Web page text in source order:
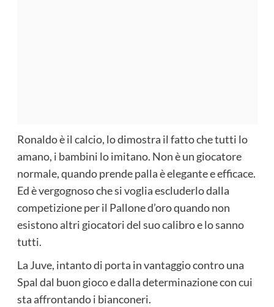
Ronaldo è il calcio, lo dimostra il fatto che tutti lo
amano, i bambini lo imitano. Non è un giocatore
normale, quando prende palla è elegante e efficace.
Ed è vergognoso che si voglia escluderlo dalla
competizione per il Pallone d’oro quando non
esistono altri giocatori del suo calibro e lo sanno
tutti.
La Juve, intanto di porta in vantaggio contro una
Spal dal buon gioco e dalla determinazione con cui
sta affrontando i bianconeri.